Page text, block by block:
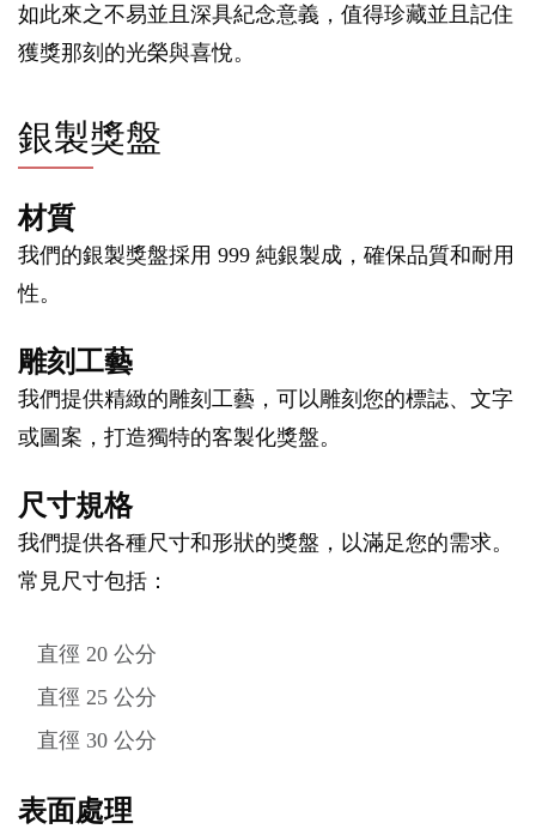
如此來之不易並且深具紀念意義，值得珍藏並且記住
獲獎那刻的光榮與喜悅。
銀製獎盤
材質
我們的銀製獎盤採用 999 純銀製成，確保品質和耐用
性。
雕刻工藝
我們提供精緻的雕刻工藝，可以雕刻您的標誌、文字
或圖案，打造獨特的客製化獎盤。
尺寸規格
我們提供各種尺寸和形狀的獎盤，以滿足您的需求。
常見尺寸包括：
直徑 20 公分
直徑 25 公分
直徑 30 公分
表面處理